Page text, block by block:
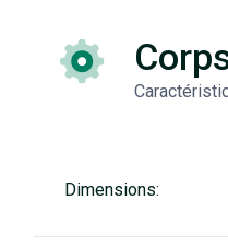
Dimensions: